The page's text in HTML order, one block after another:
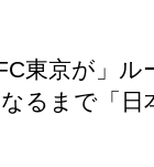
東京が」ル
るまで「日